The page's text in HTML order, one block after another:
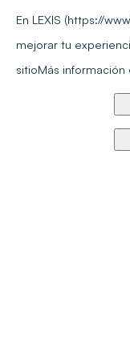
En LEXIS (https://
mejorar tu
sitioMás información